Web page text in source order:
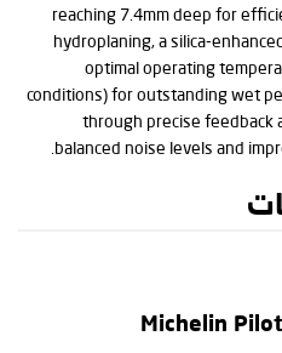
reaching 7.4mm deep for
hydroplaning, a silica-
optimal operating
conditions) for outstanding wet
through precise feedback
balanced noise levels and